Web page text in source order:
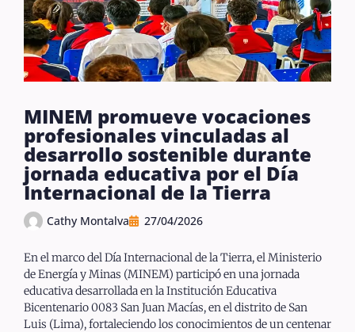
MINEM promueve vocaciones
profesionales vinculadas al
desarrollo sostenible durante
jornada educativa por el Día
Internacional de la Tierra
Cathy Montalva 27/04/2026
En el marco del Día Internacional de la Tierra, el Ministerio
de Energía y Minas (MINEM) participó en una jornada
educativa desarrollada en la Institución Educativa
Bicentenario 0083 San Juan Macías, en el distrito de San
Luis (Lima), fortaleciendo los conocimientos de un centenar